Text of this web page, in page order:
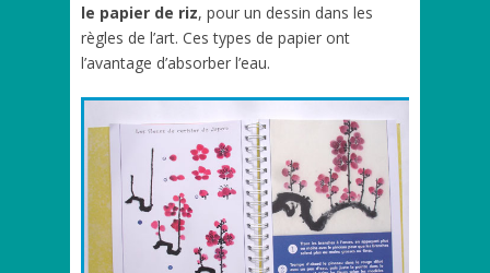
le papier de riz, pour un dessin dans les
règles de l’art. Ces types de papier ont
l’avantage d’absorber l’eau.